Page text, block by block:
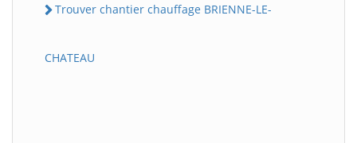
Trouver chantier chauffage BRIENNE-LE-
CHATEAU